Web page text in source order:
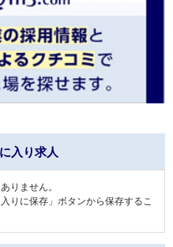
入り求人
りません。
りに保存」ボタンから保存するこ